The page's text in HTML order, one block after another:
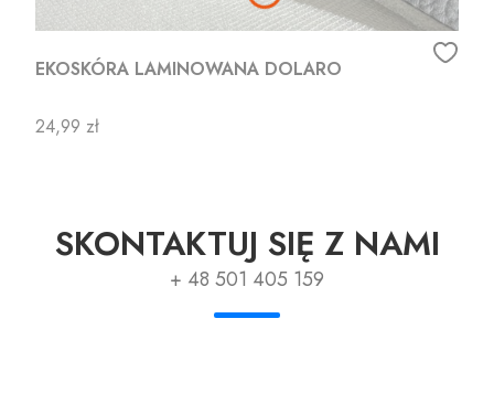
EKOSKÓRA LAMINOWANA DOLARO
Cena
24,99 zł
SKONTAKTUJ SIĘ Z NAMI
+ 48 501 405 159